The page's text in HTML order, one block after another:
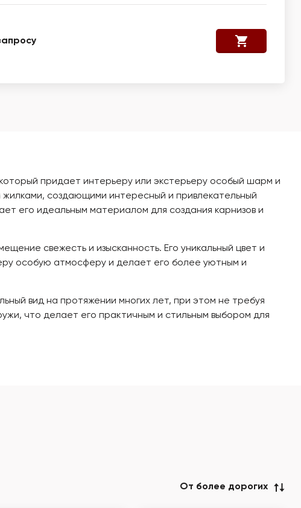
придает интерьеру или экстерьеру особый шарм и
создающими интересный и привлекательный
его идеальным материалом для создания карнизов и
свежесть и изысканность. Его уникальный цвет и
особую атмосферу и делает его более уютным и
вид на протяжении многих лет, при этом не требуя
что делает его практичным и стильным выбором для
От более дорогих